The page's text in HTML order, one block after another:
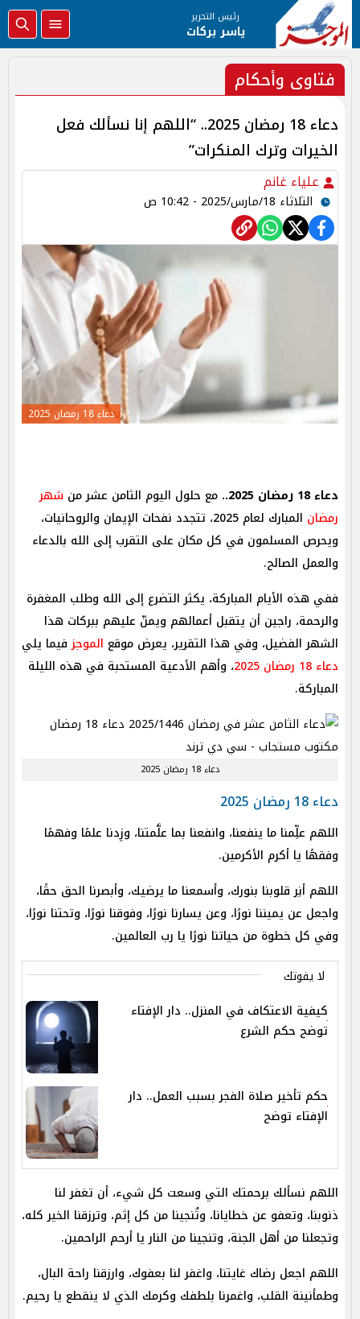
رئيس التحرير
ياسر بركات
فتاوى وأحكام
دعاء 18 رمضان 2025.. “اللهم إنا نسألك فعل
الخيرات وترك المنكرات”
علياء غانم
الثلاثاء 18/مارس/2025 - 10:42 ص
دعاء 18 رمضان 2025
دعاء 18 رمضان 2025.. مع حلول اليوم الثامن عشر من شهر
رمضان
المبارك لعام 2025، تتجدد نفحات الإيمان والروحانيات،
ويحرص المسلمون في كل مكان على التقرب إلى الله بالدعاء
والعمل الصالح.
ففي هذه الأيام المباركة، يكثر التضرع إلى الله وطلب المغفرة
والرحمة، راجين أن يتقبل أعمالهم ويمنّ عليهم ببركات هذا
الشهر الفضيل، وفي هذا التقرير، يعرض موقع الموجزفيما يلي
دعاء 18 رمضان 2025
، وأهم الأدعية المستحبة في هذه الليلة
المباركة.
دعاء 18 رمضان 2025
دعاء 18 رمضان 2025
اللهم علِّمنا ما ينفعنا، وانفعنا بما علَّمتنا، وزِدنا علمًا وفهمًا
وفقهًا يا أكرم الأكرمين.
اللهم أنِر قلوبنا بنورك، وأسمعنا ما يرضيك، وأبصرنا الحق حقًا،
واجعل عن يميننا نورًا، وعن يسارنا نورًا، وفوقنا نورًا، وتحتنا نورًا،
وفي كل خطوة من حياتنا نورًا يا رب العالمين.
لا يفوتك
كيفية الاعتكاف في المنزل.. دار الإفتاء
توضح حكم الشرع
حكم تأخير صلاة الفجر بسبب العمل.. دار
الإفتاء توضح
اللهم نسألك برحمتك التي وسعت كل شيء، أن تغفر لنا
ذنوبنا، وتعفو عن خطايانا، وتُنجينا من كل إثم، وترزقنا الخير كله،
وتجعلنا من أهل الجنة، وتنجينا من النار يا أرحم الراحمين.
اللهم اجعل رضاك غايتنا، واغفر لنا بعفوك، وارزقنا راحة البال،
وطمأنينة القلب، واغمرنا بلطفك وكرمك الذي لا ينقطع يا رحيم.